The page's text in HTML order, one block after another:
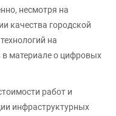
несмотря на
качества городской
на
материале о цифровых
работ и
инфраструктурных